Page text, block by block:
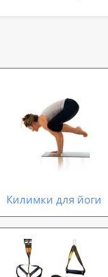
Килимки для йоги